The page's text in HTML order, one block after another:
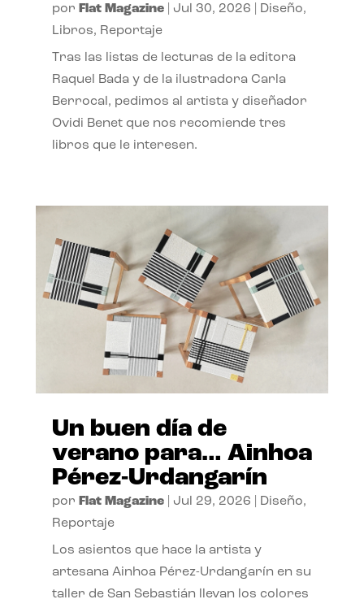
por Flat Magazine| Jul 30, 2026 Diseño,
Libros, Reportaje
Tras las listas de lecturas de la editora
Raquel Bada y de la ilustradora Carla
Berrocal, pedimos al artista y diseñador
Ovidi Benet que nos recomiende tres
libros que le interesen.
Un buen día de
verano para… Ainhoa
Pérez-Urdangarín
por Flat Magazine| Jul 29, 2026 Diseño,
Reportaje
Los asientos que hace la artista y
artesana Ainhoa Pérez-Urdangarín en su
taller de San Sebastián llevan los colores